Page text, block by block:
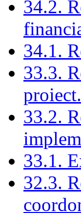
34.2.
34.1.
33.3.
33.2.
33.1.
32.3.